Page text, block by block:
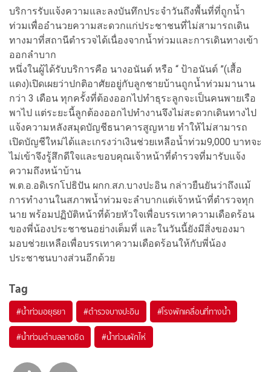
บริการรับแจ้งความและลงบันทึกประจำวันถึงพื้นที่ที่ถูกน้ำ
ท่วมเพื่ออำนวยความสะดวกแก่ประชาชนที่ไม่สามารถเดิน
ทางมาที่สถานีตำรวจได้เนื่องจากน้ำท่วมและการเดินทางเข้า
ออกลำบาก
หนึ่งในผู้ได้รับบริการคือ นางอนันต์ หรือ “ ป้าอนันต์ ”(เสื้อ
แดง)เปิดเผยว่าปกติอาศัยอยู่กับลูกชายบ้านถูกน้ำท่วมมานาน
กว่า 3 เดือน ทุกครั้งที่ต้องออกไปทำธุระลูกจะเป็นคนพายเรือ
พาไป แต่ระยะนี้ลูกต้องออกไปทำงานจึงไม่สะดวกเดินทางไป
แจ้งความหลังสมุดบัญชีธนาคารสูญหาย ทำให้ไม่สามารถ
เปิดบัญชีใหม่ได้และเกรงว่าเงินช่วยเหลือน้ำท่วม9,000 บาทจะ
ไม่เข้าจึงรู้สึกดีใจและขอบคุณเจ้าหน้าที่ตำรวจที่มารับแจ้ง
ความถึงหน้าบ้าน
พ.ต.อ.อดิเรกโปธิปัน ผกก.สภ.บางปะอิน กล่าวยืนยันว่าถึงแม้
การทำงานในสภาพน้ำท่วมจะลำบากแต่เจ้าหน้าที่ตำรวจทุก
นาย พร้อมปฏิบัติหน้าที่ด้วยหัวใจเพื่อบรรเทาความเดือดร้อน
ของพี่น้องประชาชนอย่างเต็มที่ และในวันนี้ยังมีสิ่งของมา
มอบช่วยเหลือเพื่อบรรเทาความเดือดร้อนให้กับพี่น้อง
ประชาชนบางส่วนอีกด้วย
Tag
#น้ำท่วมอยุธยา #ตำรวจบางปะอิน #โรงพักเคลื่อนที่ทางน้ำ
#น้ำท่วมตำบลลาดชิด #น้ำท่วมผักไห่